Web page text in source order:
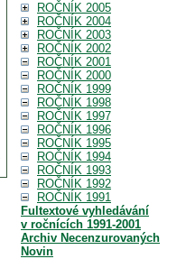
ROČNÍK 2005
ROČNÍK 2004
ROČNÍK 2003
ROČNÍK 2002
ROČNÍK 2001
ROČNÍK 2000
ROČNÍK 1999
ROČNÍK 1998
ROČNÍK 1997
ROČNÍK 1996
ROČNÍK 1995
ROČNÍK 1994
ROČNÍK 1993
ROČNÍK 1992
ROČNÍK 1991
Fultextové vyhledávání
v ročnících 1991-2001
Archiv Necenzurovaných
Novin